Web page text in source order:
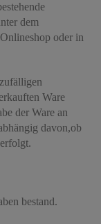
dem
oder in
Ware
der Ware an
davon,ob
bestand.